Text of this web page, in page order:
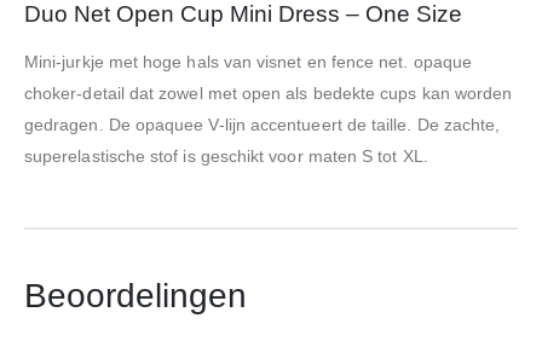
Duo Net Open Cup Mini Dress – One Size
Mini-jurkje met hoge hals van visnet en fence net. opaque
choker-detail dat zowel met open als bedekte cups kan worden
gedragen. De opaquee V-lijn accentueert de taille. De zachte,
superelastische stof is geschikt voor maten S tot XL.
Beoordelingen